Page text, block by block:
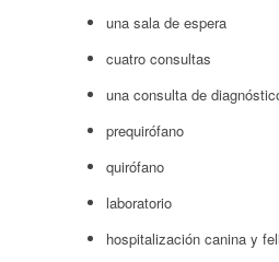
una sala de espera
cuatro consultas
una consulta de
prequirófano
quirófano
laboratorio
hospitalización canina y